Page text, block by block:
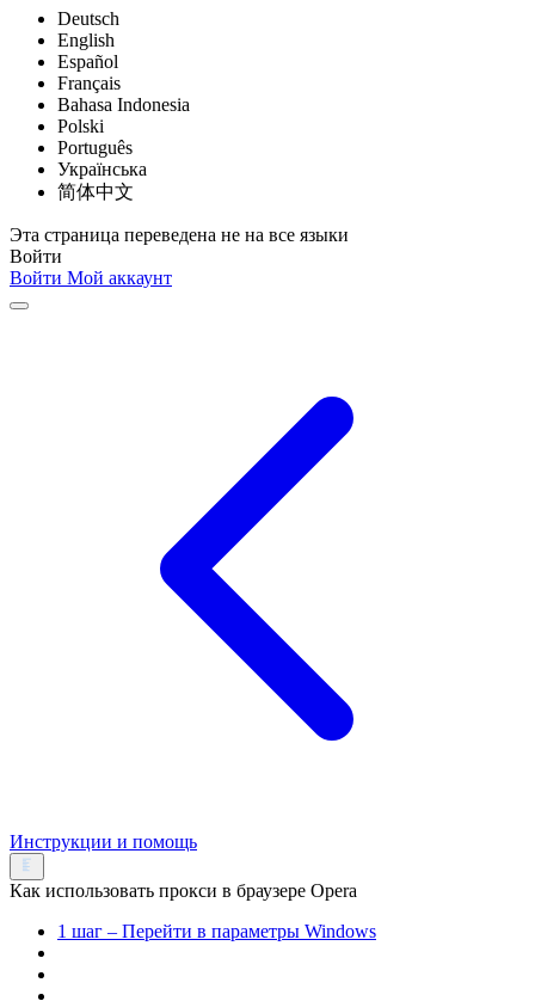
Deutsch
English
Español
Français
Bahasa Indonesia
Polski
Português
Українська
简体中文
Эта страница переведена не на все языки
Войти
Войти Мой аккаунт
Инструкции и помощь
Как использовать прокси в браузере Opera
1 шаг – Перейти в параметры Windows